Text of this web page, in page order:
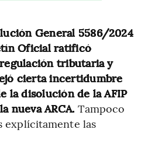
General 5586/2024
Oficial ratificó
tributaria y
cierta incertidumbre
la disolución de la AFIP
nueva ARCA. Tampoco
explícitamente las